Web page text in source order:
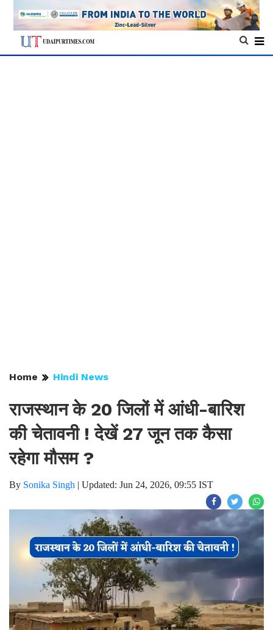
Home Hindi News
राजस्थान के 20 जिलों में आंधी-बारिश
की चेतावनी ! देखें 27 जून तक कैसा
रहेगा मौसम ?
By Sonika Singh | Updated: Jun 24, 2026, 09:55 IST